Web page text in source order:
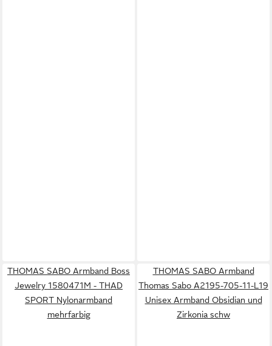
THOMAS SABO Armband Boss
Jewelry 1580471M - THAD
SPORT Nylonarmband
mehrfarbig
THOMAS SABO Armband
Thomas Sabo A2195-705-11-L19
Unisex Armband Obsidian und
Zirkonia schw